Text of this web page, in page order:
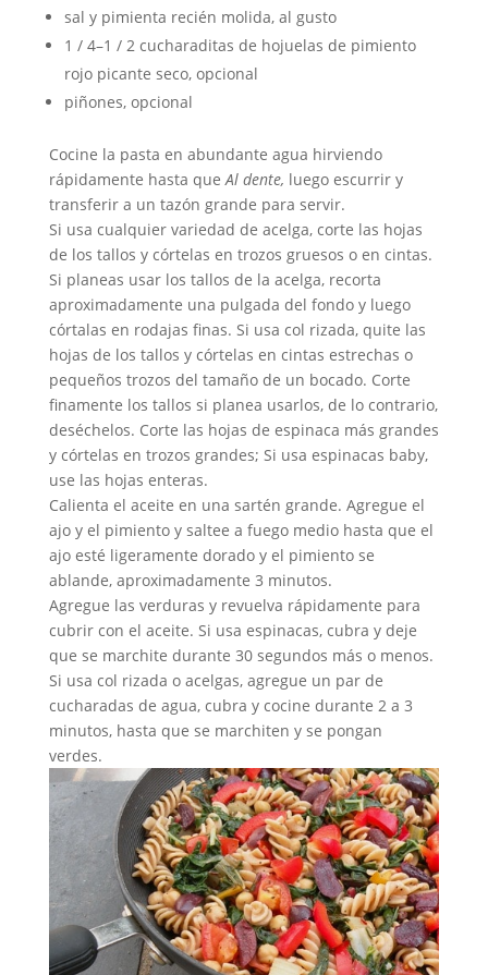
sal y pimienta recién molida, al gusto
1 / 4–1 / 2 cucharaditas de hojuelas de pimiento
rojo picante seco, opcional
piñones, opcional
Cocine la pasta en abundante agua hirviendo
rápidamente hasta que Al dente, luego escurrir y
transferir a un tazón grande para servir.
Si usa cualquier variedad de acelga, corte las hojas
de los tallos y córtelas en trozos gruesos o en cintas.
Si planeas usar los tallos de la acelga, recorta
aproximadamente una pulgada del fondo y luego
córtalas en rodajas finas. Si usa col rizada, quite las
hojas de los tallos y córtelas en cintas estrechas o
pequeños trozos del tamaño de un bocado. Corte
finamente los tallos si planea usarlos, de lo contrario,
deséchelos. Corte las hojas de espinaca más grandes
y córtelas en trozos grandes; Si usa espinacas baby,
use las hojas enteras.
Calienta el aceite en una sartén grande. Agregue el
ajo y el pimiento y saltee a fuego medio hasta que el
ajo esté ligeramente dorado y el pimiento se
ablande, aproximadamente 3 minutos.
Agregue las verduras y revuelva rápidamente para
cubrir con el aceite. Si usa espinacas, cubra y deje
que se marchite durante 30 segundos más o menos.
Si usa col rizada o acelgas, agregue un par de
cucharadas de agua, cubra y cocine durante 2 a 3
minutos, hasta que se marchiten y se pongan
verdes.